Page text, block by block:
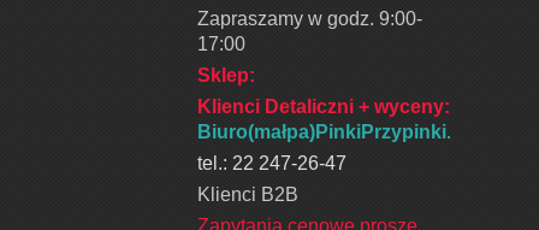
Zapraszamy w godz. 9:00-
17:00
Sklep:
Klienci Detaliczni + wyceny:
Biuro(małpa)PinkiPrzypinki.pl
tel.: 22 247-26-47
Klienci B2B